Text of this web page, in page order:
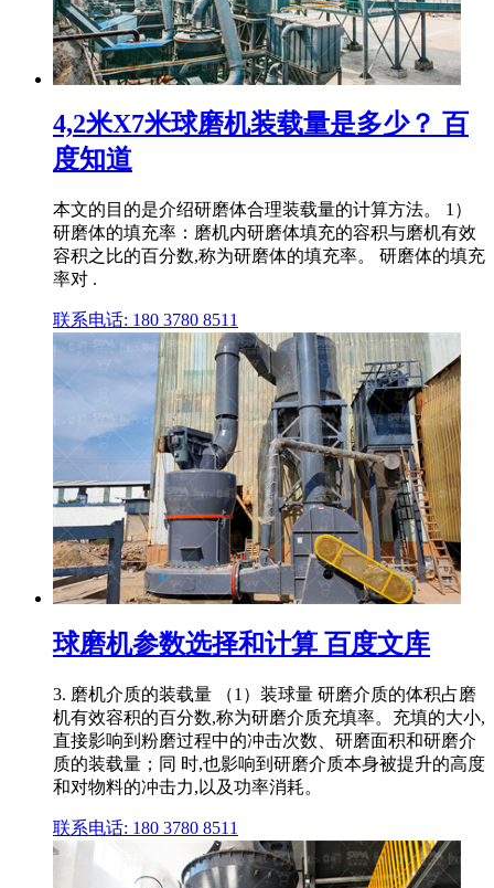
4,2米X7米球磨机装载量是多少？ 百
度知道
本文的目的是介绍研磨体合理装载量的计算方法。 1）
研磨体的填充率：磨机内研磨体填充的容积与磨机有效
容积之比的百分数,称为研磨体的填充率。 研磨体的填充
率对 .
联系电话: 180 3780 8511
球磨机参数选择和计算 百度文库
3. 磨机介质的装载量 （1）装球量 研磨介质的体积占磨
机有效容积的百分数,称为研磨介质充填率。充填的大小,
直接影响到粉磨过程中的冲击次数、研磨面积和研磨介
质的装载量；同 时,也影响到研磨介质本身被提升的高度
和对物料的冲击力,以及功率消耗。
联系电话: 180 3780 8511